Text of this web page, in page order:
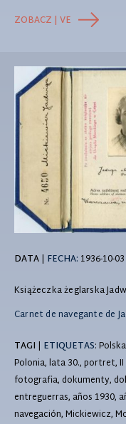
ZOBACZ | VE
DATA| FECHA: 1936-10-03
Książeczka żeglarska
Carnet de navegante de
TAGI | ETIQUETAS:
Polonia, lata 30., portret,
fotografia, dokumenty,
entreguerras, años 1930,
navegación, Mickiewicz,